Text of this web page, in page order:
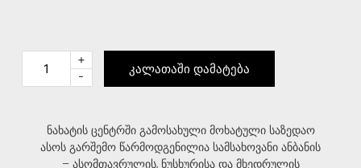
-
+
კალათაში დამატება
ნახატის ცენტრში გამოსახული მოხატული საზედაო
ასოს გარშემო წარმოდგენილია სამსახოვანი ანბანის
– ასომთავრულის, ნუსხურისა და მხედრულის